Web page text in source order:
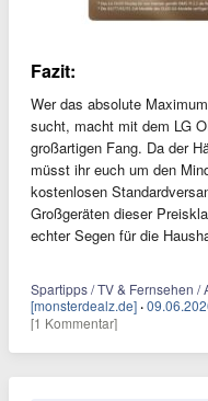
Fazit:
Wer das absolute
sucht, macht mit dem LG
großartigen Fang. Da der
müsst ihr euch um den
kostenlosen
Großgeräten dieser
echter Segen für die
Spartipps / TV & Fernsehen /
[monsterdealz.de] ·
[1 Kommentar]